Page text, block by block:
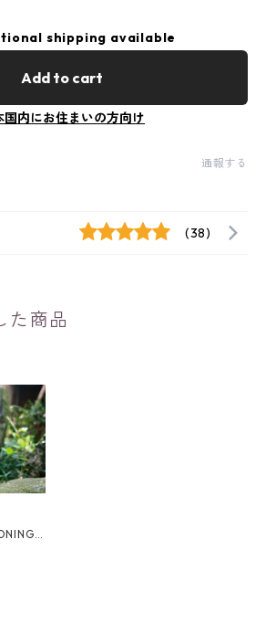
shipping available
Add to cart
国内にお住まいの方向け
通報する
(38)
た商品
F